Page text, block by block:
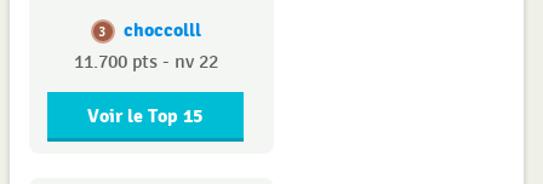
3 choccolll
11.700 pts - nv 22
Voir le Top 15